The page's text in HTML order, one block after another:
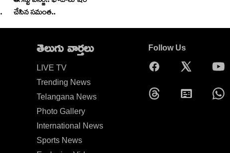
చేసిన స‌మంత‌..
తెలుగు వార్తలు
LIVE TV
Trending News
Telangana News
Photo Gallery
International News
Sports News
Follow Us